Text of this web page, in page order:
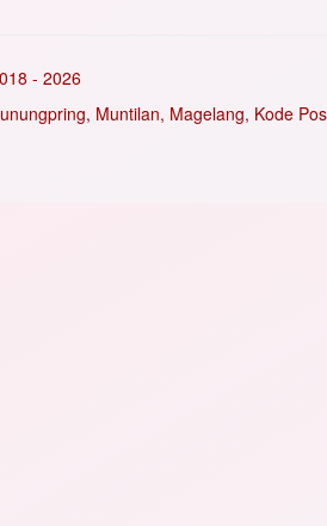
- 2026
Muntilan, Magelang, Kode